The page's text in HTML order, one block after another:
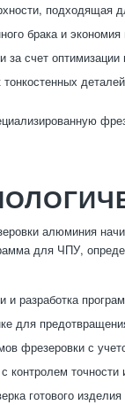
подходящая
брака и
за счет
алюминия
для ЧПУ,
разработка
для
фрезеровки с
контролем точности
готового